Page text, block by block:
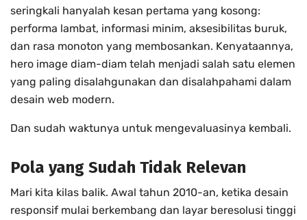
seringkali hanyalah kesan pertama yang kosong:
performa lambat, informasi minim, aksesibilitas buruk,
dan rasa monoton yang membosankan. Kenyataannya,
hero image diam-diam telah menjadi salah satu elemen
yang paling disalahgunakan dan disalahpahami dalam
desain web modern.
Dan sudah waktunya untuk mengevaluasinya kembali.
Pola yang Sudah Tidak Relevan
Mari kita kilas balik. Awal tahun 2010-an, ketika desain
responsif mulai berkembang dan layar beresolusi tinggi